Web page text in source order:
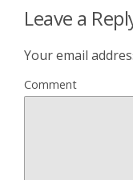
Leave a
Your email
Comment